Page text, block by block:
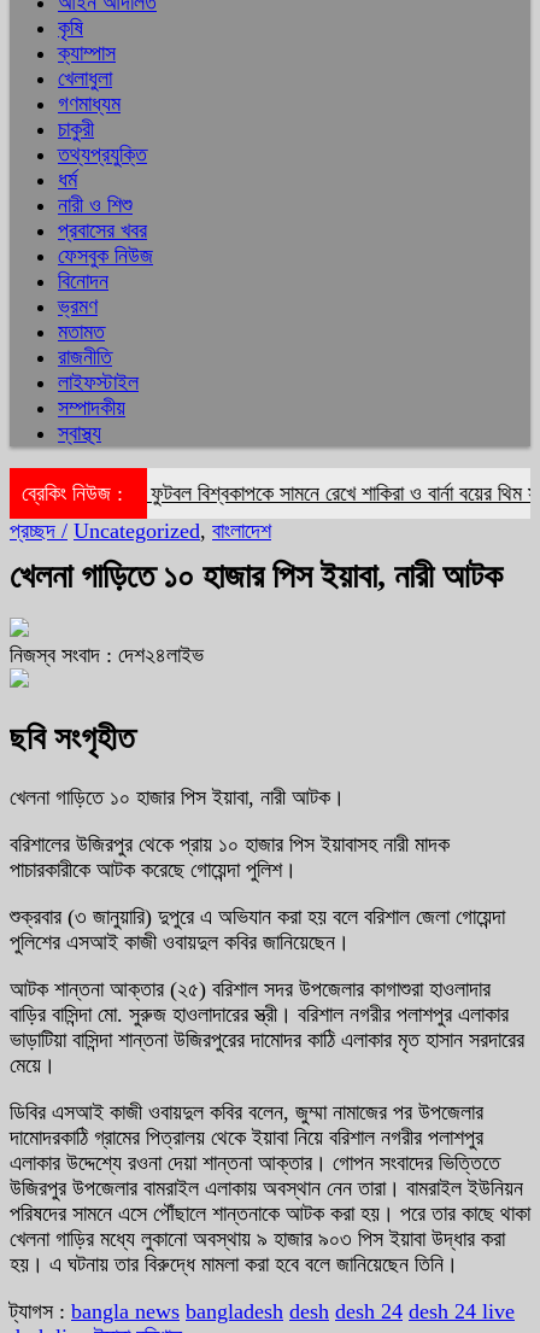
কৃষি
ক্যাম্পাস
খেলাধুলা
গণমাধ্যম
চাকুরী
তথ্যপ্রযুক্তি
ধর্ম
নারী ও শিশু
প্রবাসের খবর
ফেসবুক নিউজ
বিনোদন
ভ্রমণ
মতামত
রাজনীতি
লাইফস্টাইল
সম্পাদকীয়
স্বাস্থ্য
ব্রেকিং নিউজ :
ভাট
ফুটবল বিশ্বকাপকে সামনে রেখে শাকিরা ও বার্না বয়ের থিম সং
প্রচ্ছদ / Uncategorized, বাংলাদেশ
খেলনা গাড়িতে ১০ হাজার পিস ইয়াবা, নারী আটক
নিজস্ব সংবাদ : দেশ২৪লাইভ
ছবি সংগৃহীত
খেলনা গাড়িতে ১০ হাজার পিস ইয়াবা, নারী আটক।
বরিশালের উজিরপুর থেকে প্রায় ১০ হাজার পিস ইয়াবাসহ নারী মাদক
পাচারকারীকে আটক করেছে গোয়েন্দা পুলিশ।
শুক্রবার (৩ জানুয়ারি) দুপুরে এ অভিযান করা হয় বলে বরিশাল জেলা গোয়েন্দা
পুলিশের এসআই কাজী ওবায়দুল কবির জানিয়েছেন।
আটক শান্তনা আক্তার (২৫) বরিশাল সদর উপজেলার কাগাশুরা হাওলাদার
বাড়ির বাসিন্দা মো. সুরুজ হাওলাদারের স্ত্রী। বরিশাল নগরীর পলাশপুর এলাকার
ভাড়াটিয়া বাসিন্দা শান্তনা উজিরপুরের দামোদর কাঠি এলাকার মৃত হাসান সরদারের
মেয়ে।
ডিবির এসআই কাজী ওবায়দুল কবির বলেন, জুম্মা নামাজের পর উপজেলার
দামোদরকাঠি গ্রামের পিত্রালয় থেকে ইয়াবা নিয়ে বরিশাল নগরীর পলাশপুর
এলাকার উদ্দেশ্যে রওনা দেয়া শান্তনা আক্তার। গোপন সংবাদের ভিত্তিতে
উজিরপুর উপজেলার বামরাইল এলাকায় অবস্থান নেন তারা। বামরাইল ইউনিয়ন
পরিষদের সামনে এসে পৌঁছালে শান্তনাকে আটক করা হয়। পরে তার কাছে থাকা
খেলনা গাড়ির মধ্যে লুকানো অবস্থায় ৯ হাজার ৯০৩ পিস ইয়াবা উদ্ধার করা
হয়। এ ঘটনায় তার বিরুদ্ধে মামলা করা হবে বলে জানিয়েছেন তিনি।
ট্যাগস : bangla news bangladesh desh desh 24 desh 24 live